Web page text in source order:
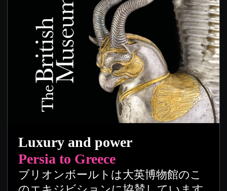
Luxury and power
Persia to Greece
ブリオンボールトは大英博物館のこ